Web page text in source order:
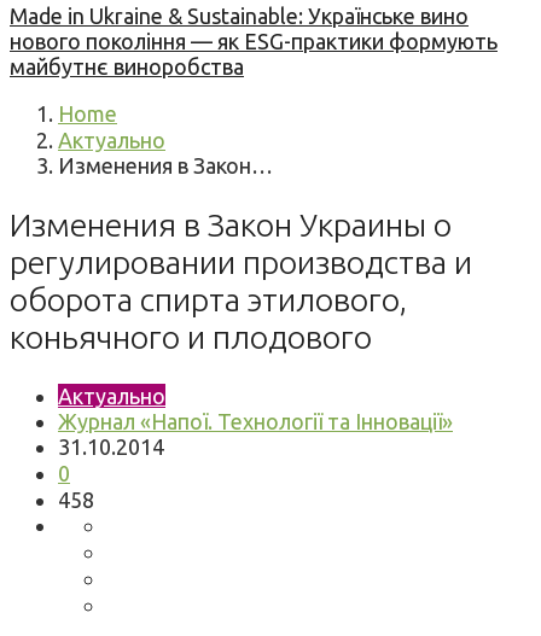
Made in Ukraine & Sustainable: Українське вино
нового покоління — як ESG-практики формують
майбутнє виноробства
Home
Актуально
Изменения в Закон…
Изменения в Закон Украины о
регулировании производства и
оборота спирта этилового,
коньячного и плодового
Актуально
Журнал «Напої. Технології та Інновації»
31.10.2014
0
458